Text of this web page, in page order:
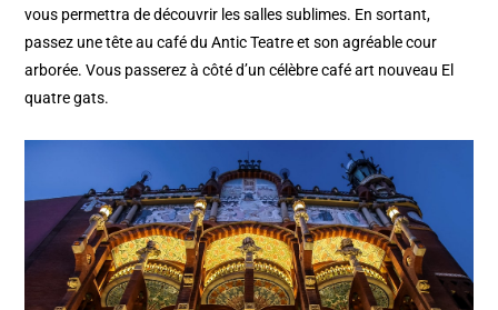
vous permettra de découvrir les salles sublimes. En sortant,
passez une tête au café du Antic Teatre et son agréable cour
arborée. Vous passerez à côté d’un célèbre café art nouveau El
quatre gats.